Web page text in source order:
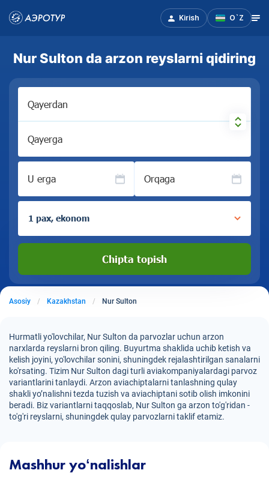
Kirish O`Z
Nur Sulton da arzon reyslarni qidiring
Qayerdan
Qayerga
U erga Orqaga
1 pax, ekonom
Chipta topish
Asosiy Kazakhstan Nur Sulton
Hurmatli yo'lovchilar, Nur Sulton da parvozlar uchun arzon
narxlarda reyslarni bron qiling. Buyurtma shaklida uchib ketish va
kelish joyini, yo'lovchilar sonini, shuningdek rejalashtirilgan sanalarni
ko'rsating. Tizim Nur Sulton dagi turli aviakompaniyalardagi parvoz
variantlarini tanlaydi. Arzon aviachiptalarni tanlashning qulay
shakli yo’nalishni tezda tuzish va aviachiptani sotib olish imkonini
beradi. Biz variantlarni taqqoslab, Nur Sulton ga arzon to'g'ridan -
to'g'ri reyslarni, shuningdek qulay parvozlarni taklif etamiz.
Mashhur yoʻnalishlar